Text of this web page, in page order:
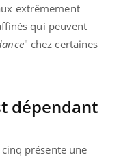
extrêmement
qui peuvent
" chez certaines
dépendant
présente une